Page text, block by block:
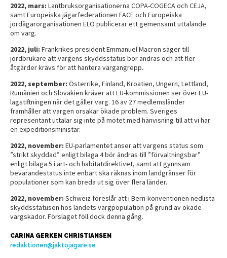
2022, mars: Lantbruksorganisationerna COPA-COGECA och CEJA,
samt Europeiska jägarfederationen FACE och Europeiska
jordägarorganisationen ELO publicerar ett gemensamt uttalande
om varg.
2022, juli: Frankrikes president Emmanuel Macron säger till
jordbrukare att vargens skyddsstatus bör ändras och att fler
åtgärder krävs för att hantera vargangrepp.
2022, september: Österrike, Finland, Kroatien, Ungern, Lettland,
Rumänien och Slovakien kräver att EU-kommissionen ser över EU-
lagstiftningen när det gäller varg. 16 av 27 medlemsländer
framhåller att vargen orsakar ökade problem. Sveriges
representant uttalar sig inte på mötet med hänvisning till att vi har
en expeditionsministär.
2022, november: EU-parlamentet anser att vargens status som
”strikt skyddad” enligt bilaga 4 bör ändras till ”förvaltningsbar”
enligt bilaga 5 i art- och habitatdirektivet, samt att gynnsam
bevarandestatus inte enbart ska räknas inom landgränser för
populationer som kan breda ut sig över flera länder.
2022, november: Schweiz föreslår att i Bern-konventionen nedlista
skyddsstatusen hos landets vargpopulation på grund av ökade
vargskador. Förslaget föll dock denna gång.
CARINA GERKEN CHRISTIANSEN
redaktionen@jaktojagare.se